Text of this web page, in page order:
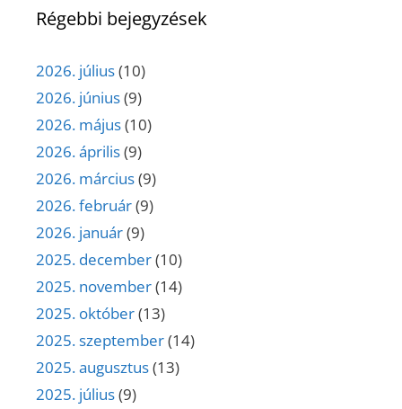
Régebbi bejegyzések
2026. július(10)
2026. június(9)
2026. május(10)
2026. április(9)
2026. március(9)
2026. február(9)
2026. január(9)
2025. december(10)
2025. november(14)
2025. október(13)
2025. szeptember(14)
2025. augusztus(13)
2025. július(9)